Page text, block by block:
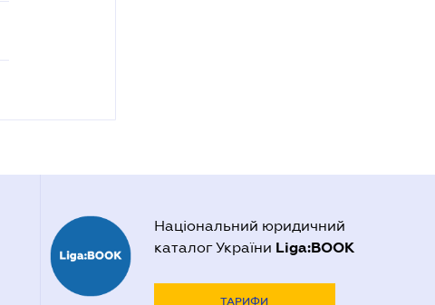
Національний юридичний
каталог України Liga:BOOK
ТАРИФИ